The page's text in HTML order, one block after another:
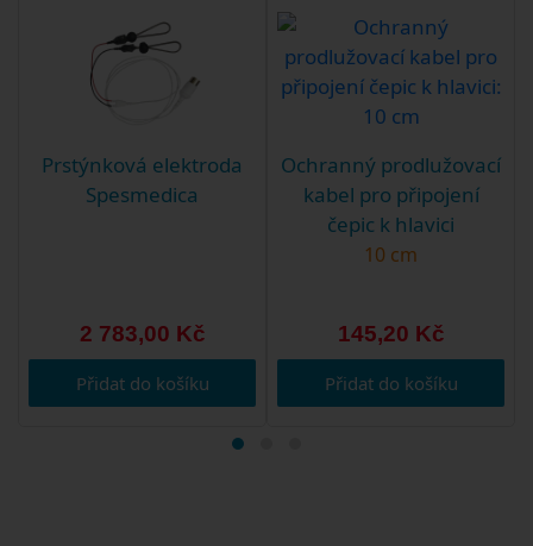
Prstýnková elektroda
Spesmedica
2 783,00 Kč
Přidat do košíku
Ochranný prodlužovací
kabel pro připojení
čepic k hlavici
10 cm
145,20 Kč
Přidat do košíku